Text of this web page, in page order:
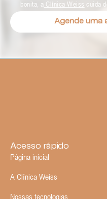
bonita, a Clínica Weiss cuida
Agende uma
Acesso rápido
Página inicial
A Clínica Weiss
Nossas tecnologias